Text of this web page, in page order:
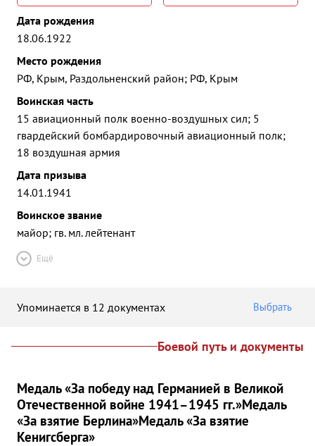
Дата рождения
18.06.1922
Место рождения
РФ, Крым, Раздольненский район; РФ, Крым
Воинская часть
15 авиационный полк военно-воздушных сил; 5
гвардейский бомбардировочный авиационный полк;
18 воздушная армия
Дата призыва
14.01.1941
Воинское звание
майор; гв. мл. лейтенант
Ещё
Упоминается в 12 документах Выбрать
Боевой путь и документы
Медаль «За победу над Германией в Великой
Отечественной войне 1941–1945 гг.»Медаль
«За взятие Берлина»Медаль «За взятие
Кенигсберга»